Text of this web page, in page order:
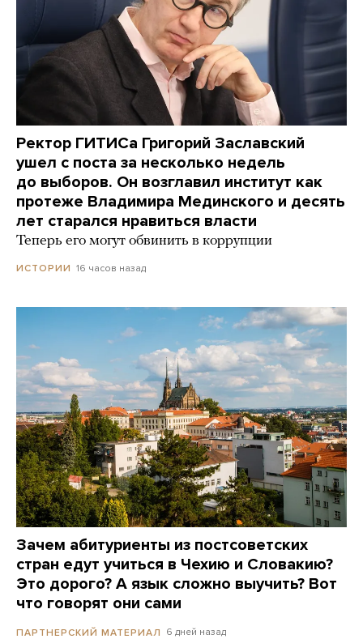
Ректор ГИТИСа Григорий Заславский
ушел с поста за несколько недель
до выборов. Он возглавил институт как
протеже Владимира Мединского и десять
лет старался нравиться власти
Теперь его могут обвинить в коррупции
ИСТОРИИ 16 часов назад
Зачем абитуриенты из постсоветских
стран едут учиться в Чехию и Словакию?
Это дорого? А язык сложно выучить? Вот
что говорят они сами
ПАРТНЕРСКИЙ МАТЕРИАЛ 6 дней назад